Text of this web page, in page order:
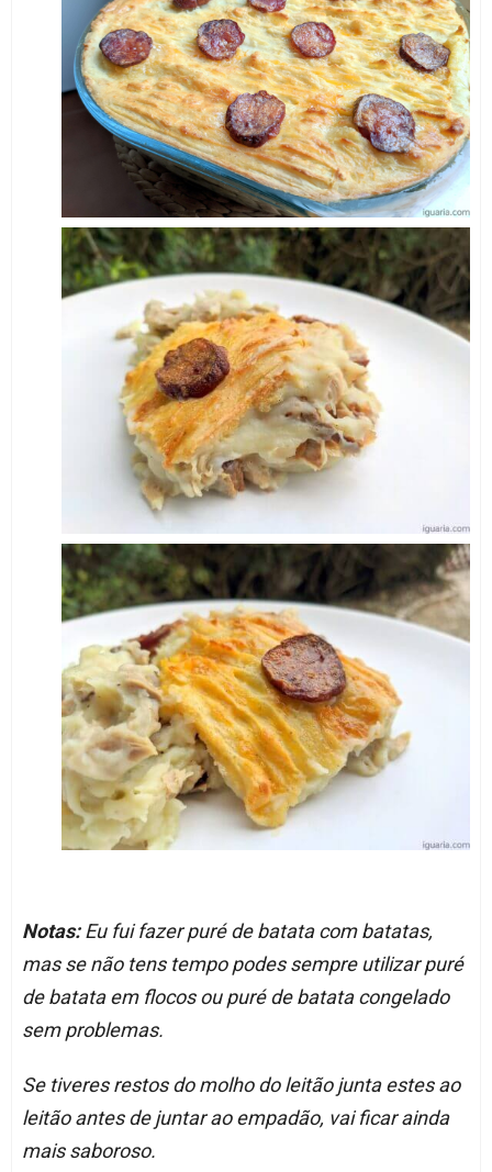
Notas:Eu fui fazer puré de batata com batatas,
mas se não tens tempo podes sempre utilizar puré
de batata em flocos ou puré de batata congelado
sem problemas.
Se tiveres restos do molho do leitão junta estes ao
leitão antes de juntar ao empadão, vai ficar ainda
mais saboroso.